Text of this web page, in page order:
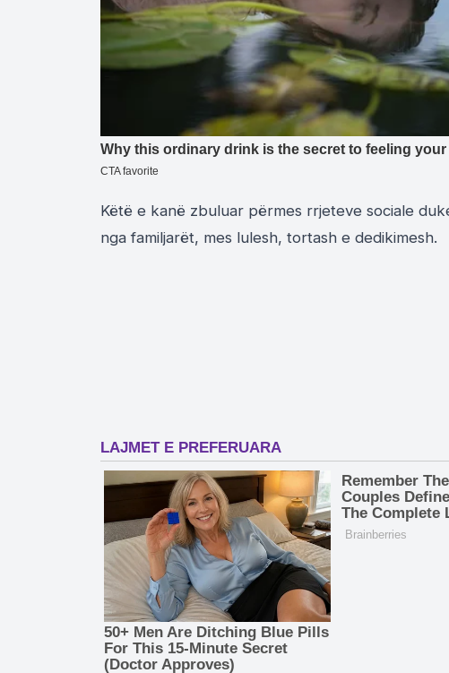
Këtë e kanë zbuluar përmes rrjeteve sociale
nga familjarët, mes lulesh, tortash e dedikimesh.